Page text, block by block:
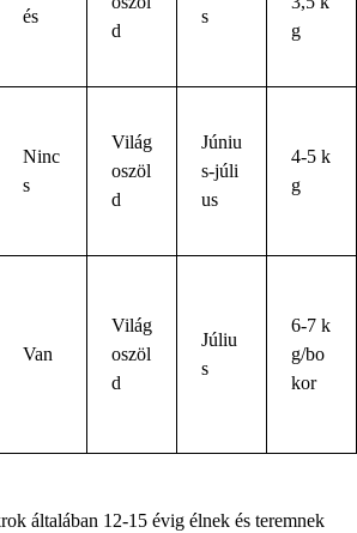
és
d
s
g
Ninc
s
Világ
oszöl
d
Júniu
s-júli
us
4-5 k
g
Van
Világ
oszöl
d
Júliu
s
6-7 k
g/bo
kor
általában 12-15 évig élnek és teremnek